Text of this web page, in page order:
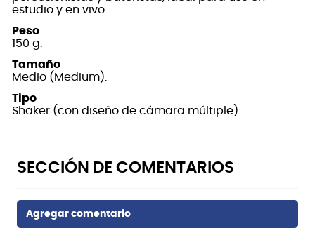
estudio y en vivo.
Peso
150 g.
Tamaño
Medio (Medium).
Tipo
Shaker (con diseño de cámara múltiple).